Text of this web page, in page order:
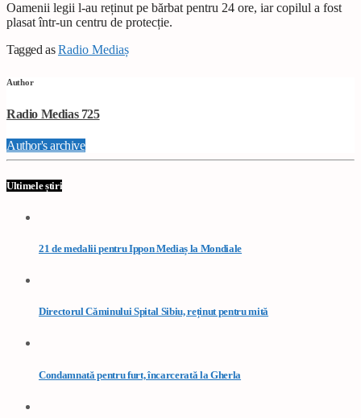
Oamenii legii l-au reținut pe bărbat pentru 24 ore, iar copilul a fost
plasat într-un centru de protecție.
Tagged asRadio Mediaș
Author
Radio Medias 725
Author's archive
Ultimele știri
21 de medalii pentru Ippon Mediaș la Mondiale
Directorul Căminului Spital Sibiu, reținut pentru mită
Condamnată pentru furt, încarcerată la Gherla